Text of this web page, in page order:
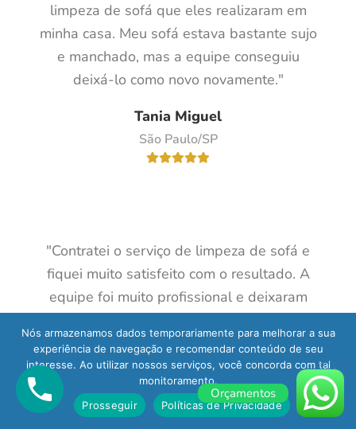
limpeza de sofá que eles realizaram em
minha casa. Meu sofá estava bastante sujo
e manchado, mas a equipe conseguiu
deixá-lo como novo novamente."
Tania Miguel
São Paulo/SP
"Contratei o serviço de limpeza de sofá e
fiquei muito satisfeito com o resultado. A
equipe foi muito profissional e deixaram
eles foram bastante pontuais. Com certeza
recomendo a empresa para quem precisa
de uma limpeza profissional."
Orçamentos
Nós armazenamos dados temporariamente para melhorar a sua
experiência de navegação e recomendar conteúdo de seu
interesse. Ao utilizar nossos serviços, você concorda com tal
monitoramento.
Prosseguir
Políticas de Privacidade